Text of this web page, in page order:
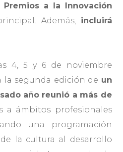
a la Innovación
Además, incluirá
4, 5 y 6 de noviembre
la segunda edición de un
año reunió a más de
a ámbitos profesionales
una programación
la cultura al desarrollo